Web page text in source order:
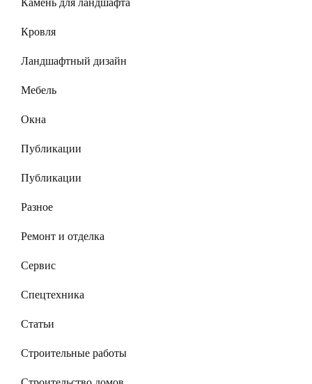
Кровля
Ландшафтный дизайн
Мебель
Окна
Публикации
Публикации
Разное
Ремонт и отделка
Сервис
Спецтехника
Статьи
Строительные работы